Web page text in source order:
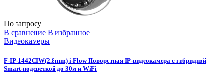
По запросу
В сравнение В избранное
Видеокамеры
F-IP-1442CIW(2.8mm) i-Flow Поворотная IP-видеокамера с гибридной
Smart-подсветкой до 30м и WiFi